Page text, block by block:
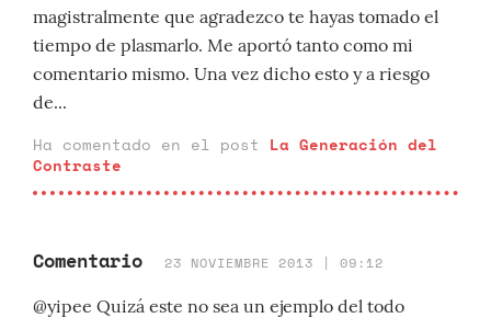
magistralmente que agradezco te hayas tomado el
tiempo de plasmarlo. Me aportó tanto como mi
comentario mismo. Una vez dicho esto y a riesgo
de...
Ha comentado en el post La Generación del
Contraste
Comentario 23 NOVIEMBRE 2013 | 09:12
@yipee Quizá este no sea un ejemplo del todo